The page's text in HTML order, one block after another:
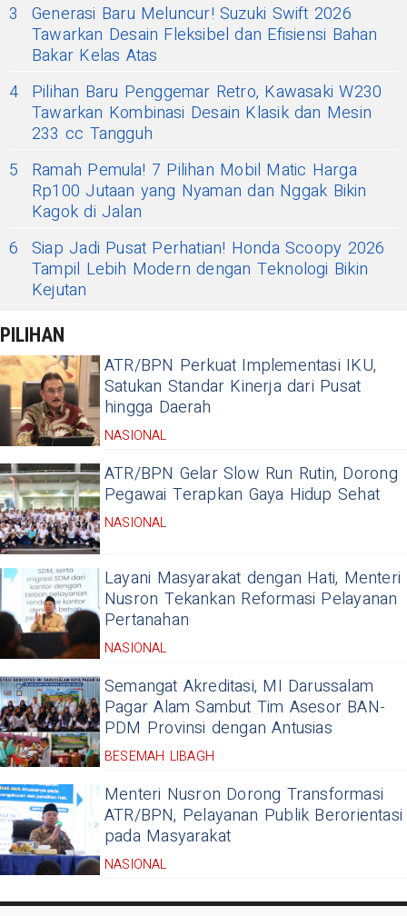
3
Generasi Baru Meluncur! Suzuki Swift 2026
Tawarkan Desain Fleksibel dan Efisiensi Bahan
Bakar Kelas Atas
4 Pilihan Baru Penggemar Retro, Kawasaki W230
Tawarkan Kombinasi Desain Klasik dan Mesin
233 cc Tangguh
5
Ramah Pemula! 7 Pilihan Mobil Matic Harga
Rp100 Jutaan yang Nyaman dan Nggak Bikin
Kagok di Jalan
6 Siap Jadi Pusat Perhatian! Honda Scoopy 2026
Tampil Lebih Modern dengan Teknologi Bikin
Kejutan
PILIHAN
ATR/BPN Perkuat Implementasi IKU,
Satukan Standar Kinerja dari Pusat
hingga Daerah
NASIONAL
ATR/BPN Gelar Slow Run Rutin, Dorong
Pegawai Terapkan Gaya Hidup Sehat
NASIONAL
Layani Masyarakat dengan Hati, Menteri
Nusron Tekankan Reformasi Pelayanan
Pertanahan
NASIONAL
Semangat Akreditasi, MI Darussalam
Pagar Alam Sambut Tim Asesor BAN-
PDM Provinsi dengan Antusias
BESEMAH LIBAGH
Menteri Nusron Dorong Transformasi
ATR/BPN, Pelayanan Publik Berorientasi
pada Masyarakat
NASIONAL